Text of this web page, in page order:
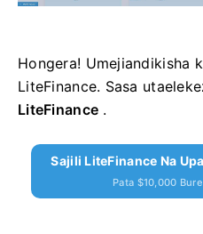
Hongera! Umejiandikisha
LiteFinance. Sasa
LiteFinance .
Sajili LiteFinance Na
Pata $10,000